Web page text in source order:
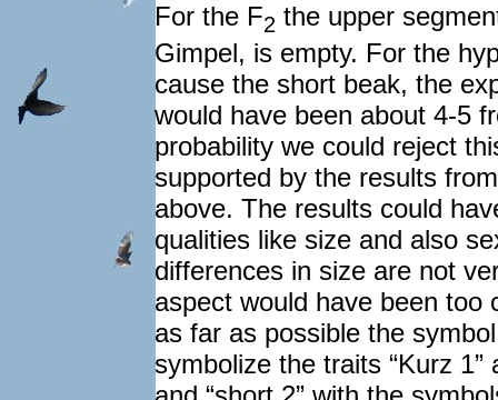
For the F2 the upper
Gimpel, is empty. For the
cause the short beak, the
would have been about 4-5
probability we could reject
supported by the results
above. The results could
qualities like size and also
differences in size are not
aspect would have been too
as far as possible the
symbolize the traits “Kurz 1”